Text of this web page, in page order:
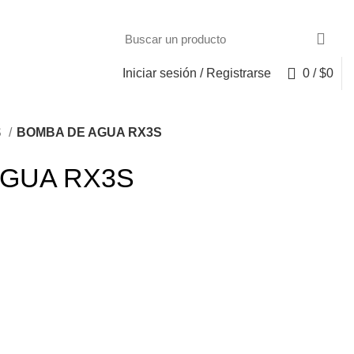
Iniciar sesión / Registrarse 0 / $0
BOMBA DE AGUA RX3S
RX3S